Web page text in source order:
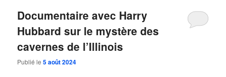
Documentaire avec Harry
Hubbard sur le mystère des
cavernes de l’Illinois
Publié le5 août 2024